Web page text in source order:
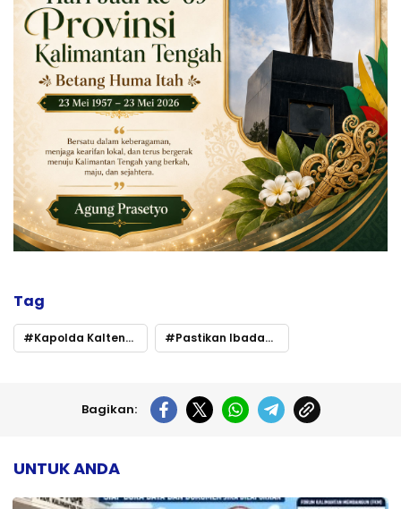
Tag
Kapolda Kalteng Sambangi Vihara Avalokitesvara Budhayana Pastikan Ibadah Imlek Berjalan Aman
Bagikan:
UNTUK ANDA